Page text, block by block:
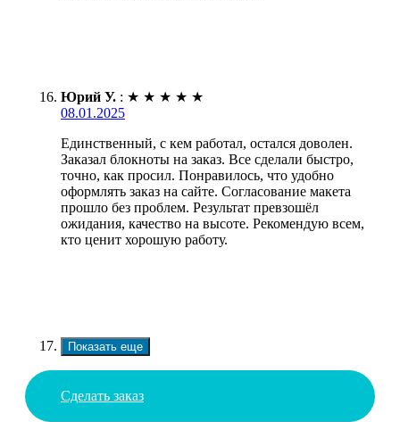
Юрий У. : ★ ★ ★ ★ ★
08.01.2025
Единственный, с кем работал, остался доволен.
Заказал блокноты на заказ. Все сделали быстро,
точно, как просил. Понравилось, что удобно
оформлять заказ на сайте. Согласование макета
прошло без проблем. Результат превзошёл
ожидания, качество на высоте. Рекомендую всем,
кто ценит хорошую работу.
Показать еще
Сделать заказ